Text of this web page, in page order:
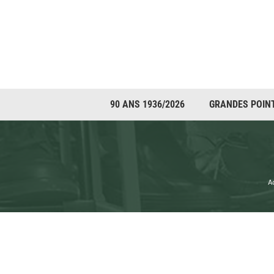
90 ANS 1936/2026 GRANDES